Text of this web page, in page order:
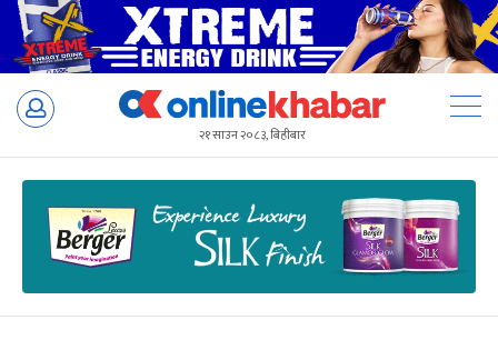
Skip
२१ साउन २०८३, बिहीबार